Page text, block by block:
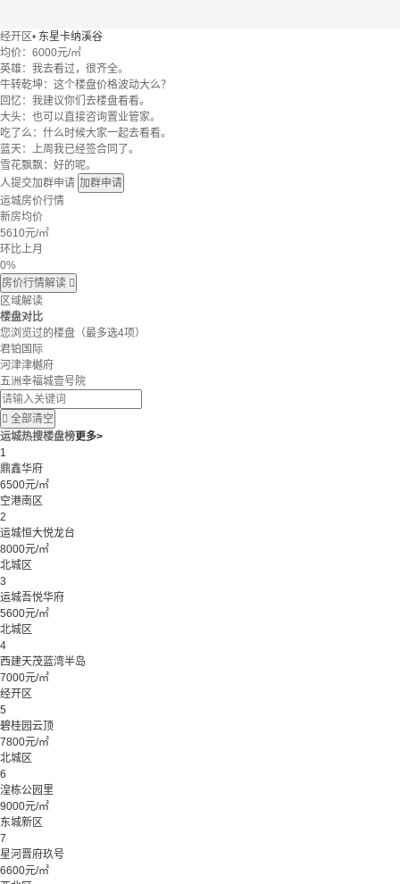
经开区• 东星卡纳溪谷
均价： 6000元/㎡
英雄：我去看过，很齐全。
牛转乾坤：这个楼盘价格波动大么？
回忆：我建议你们去楼盘看看。
大头：也可以直接咨询置业管家。
吃了么：什么时候大家一起去看看。
蓝天：上周我已经签合同了。
雪花飘飘：好的呢。
人提交加群申请 加群申请
运城房价行情
新房均价
5610元/㎡
环比上月
0%
房价行情解读 
区域解读
楼盘对比
您浏览过的楼盘 （最多选4项）
君铂国际
河津津樾府
五洲幸福城壹号院
 全部清空
运城热搜楼盘榜更多>
1
鼎鑫华府
6500元/㎡
空港南区
2
运城恒大悦龙台
8000元/㎡
北城区
3
运城吾悦华府
5600元/㎡
北城区
4
西建天茂蓝湾半岛
7000元/㎡
经开区
5
碧桂园云顶
7800元/㎡
北城区
6
湟栋公园里
9000元/㎡
东城新区
7
星河晋府玖号
6600元/㎡